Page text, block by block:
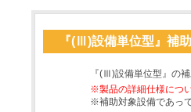
『(Ⅲ)設備単位型』補
『(Ⅲ)設備単位型』の
※製品の詳細仕様につ
※補助対象設備であっ